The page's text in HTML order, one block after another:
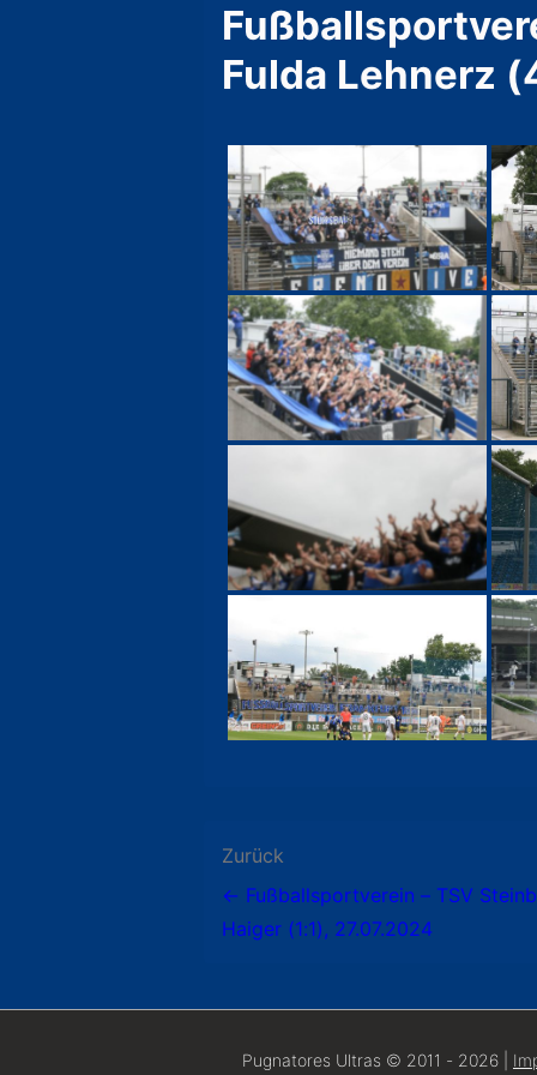
Fulda Lehnerz
Beitragsnavigation
Zurück
← Fußballsportverein – TSV
Haiger (1:1), 27.07.2024
Pugnatores Ultras © 2011 - 2026 |